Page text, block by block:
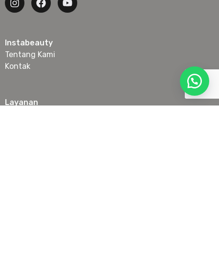
Instabeauty
Tentang Kami
Kontak
Layanan